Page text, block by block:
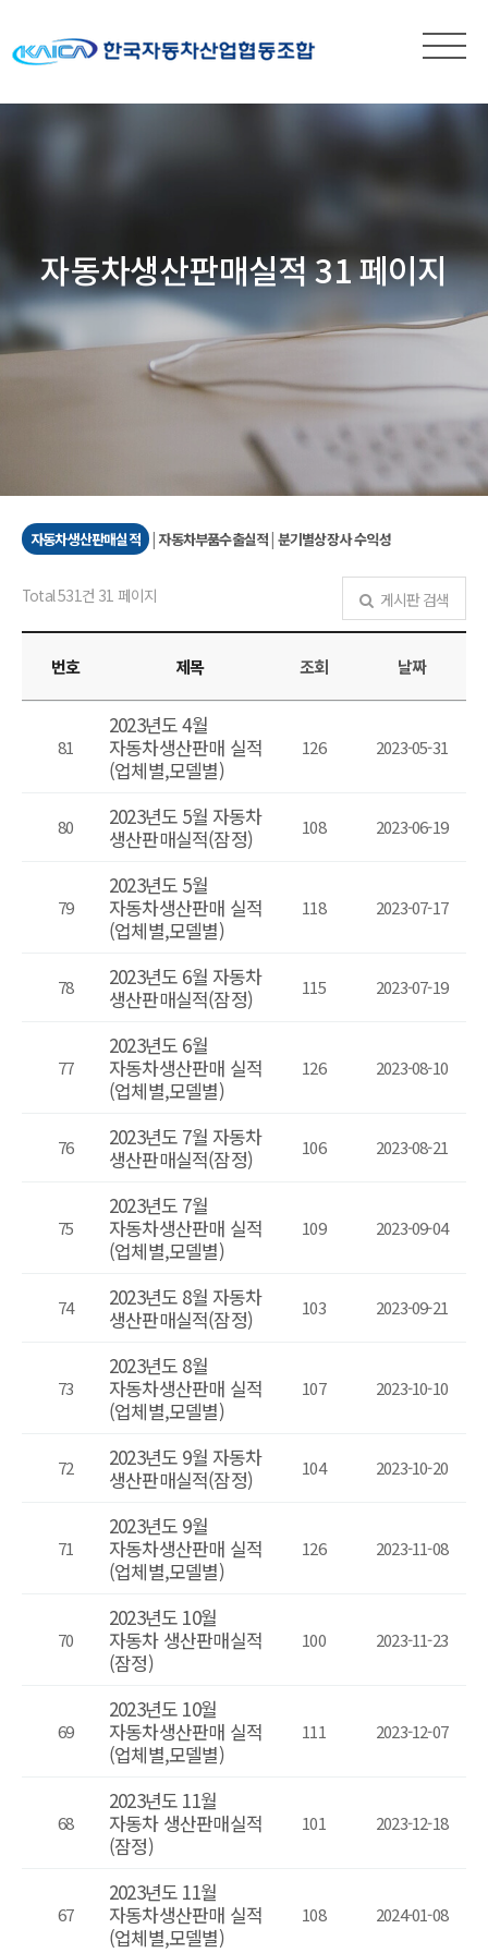
자동차생산판매실적 31 페이지
자동차생산판매실적 | 자동차부품수출실적| 분기별상장사 수익성
Total 531건 31 페이지 게시판 검색
번호 제목 조회 날짜
81
2023년도 4월
자동차생산판매 실적
(업체별,모델별)
126 2023-05-31
80
2023년도 5월 자동차
생산판매실적(잠정)
108 2023-06-19
79
2023년도 5월
자동차생산판매 실적
(업체별,모델별)
118 2023-07-17
78
2023년도 6월 자동차
생산판매실적(잠정)
115 2023-07-19
77
2023년도 6월
자동차생산판매 실적
(업체별,모델별)
126 2023-08-10
76
2023년도 7월 자동차
생산판매실적(잠정)
106 2023-08-21
75
2023년도 7월
자동차생산판매 실적
(업체별,모델별)
109 2023-09-04
74
2023년도 8월 자동차
생산판매실적(잠정)
103 2023-09-21
73
2023년도 8월
자동차생산판매 실적
(업체별,모델별)
107 2023-10-10
72
2023년도 9월 자동차
생산판매실적(잠정)
104 2023-10-20
71
2023년도 9월
자동차생산판매 실적
(업체별,모델별)
126 2023-11-08
70
2023년도 10월
자동차 생산판매실적
(잠정)
100 2023-11-23
69
2023년도 10월
자동차생산판매 실적
(업체별,모델별)
111 2023-12-07
68
2023년도 11월
자동차 생산판매실적
(잠정)
101 2023-12-18
67
2023년도 11월
자동차생산판매 실적
(업체별,모델별)
108 2024-01-08